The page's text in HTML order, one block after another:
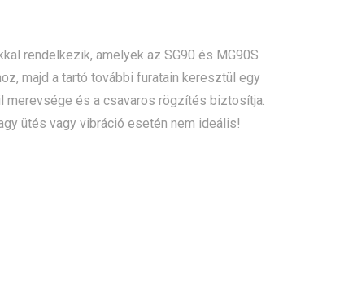
rendelkezik, amelyek az SG90 és MG90S
majd a tartó további furatain keresztül egy
merevsége és a csavaros rögzítés biztosítja.
ütés vagy vibráció esetén nem ideális!